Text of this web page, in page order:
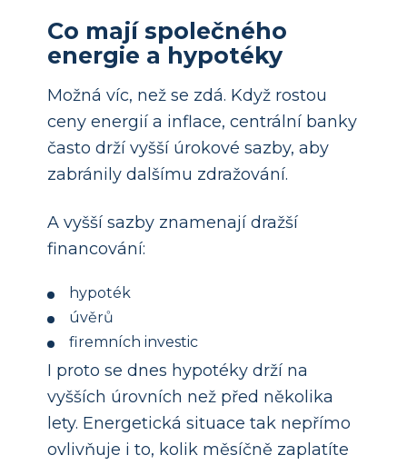
Co mají společného
energie a hypotéky
Možná víc, než se zdá. Když rostou
ceny energií a inflace, centrální banky
často drží vyšší úrokové sazby, aby
zabránily dalšímu zdražování.
A vyšší sazby znamenají dražší
financování:
hypoték
úvěrů
firemních investic
I proto se dnes hypotéky drží na
vyšších úrovních než před několika
lety. Energetická situace tak nepřímo
ovlivňuje i to, kolik měsíčně zaplatíte